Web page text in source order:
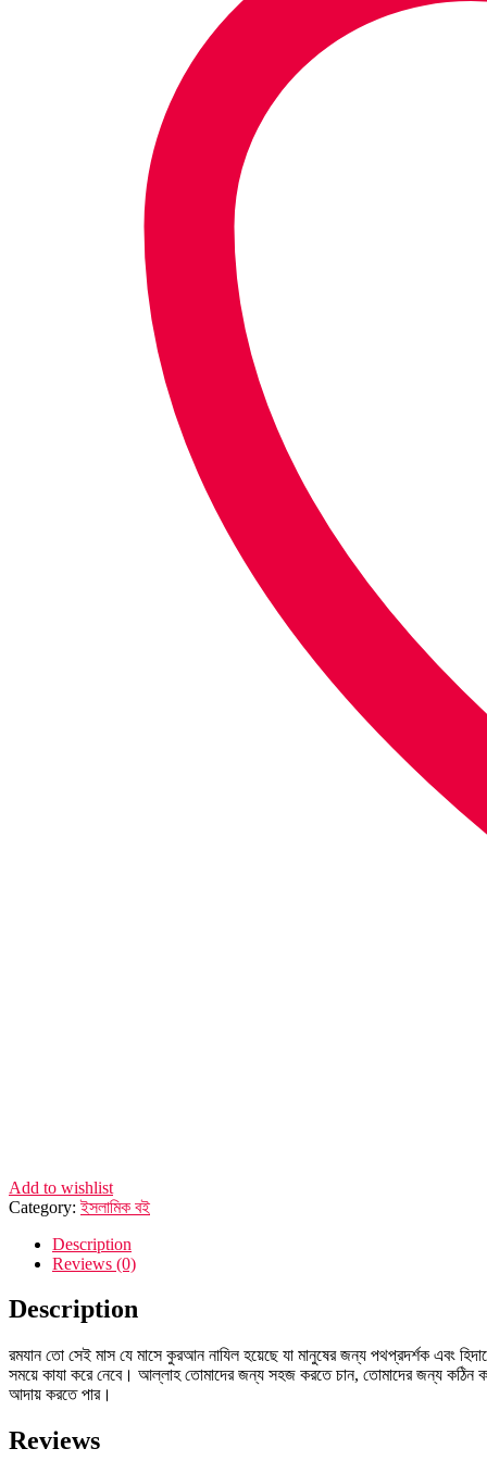
Add to wishlist
Category:ইসলামিক বই
Description
Reviews (0)
Description
রমযান তো সেই মাস যে মাসে কুরআন নাযিল হয়েছে যা মানুষের জন্য পথপ্রদর্শক এবং
সময়ে কাযা করে নেবে। আল্লাহ তোমাদের জন্য সহজ করতে চান, তোমাদের জন্য কঠিন
আদায় করতে পার।
Reviews